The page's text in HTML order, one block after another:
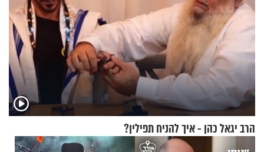
הרב יגאל כהן - איך להניח תפילין?